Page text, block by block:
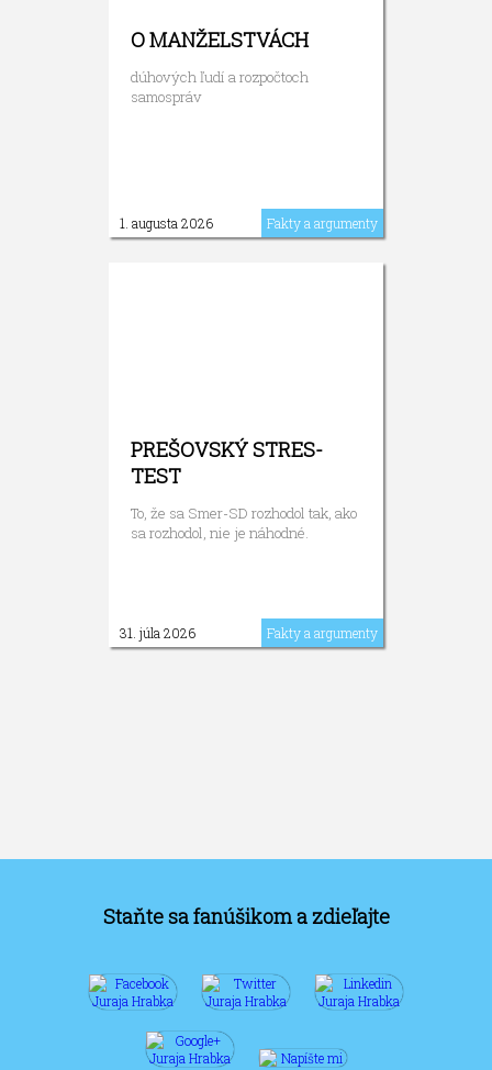
O MANŽELSTVÁCH
dúhových ľudí a rozpočtoch
samospráv
1. augusta 2026 Fakty a argumenty
PREŠOVSKÝ STRES-
TEST
To, že sa Smer-SD rozhodol tak, ako
sa rozhodol, nie je náhodné.
31. júla 2026 Fakty a argumenty
Staňte sa fanúšikom a zdieľajte